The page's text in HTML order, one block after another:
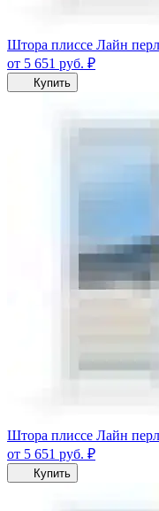
Штора плиссе Лайн
от 5 651 руб. ₽
Купить
Штора плиссе Лайн
от 5 651 руб. ₽
Купить